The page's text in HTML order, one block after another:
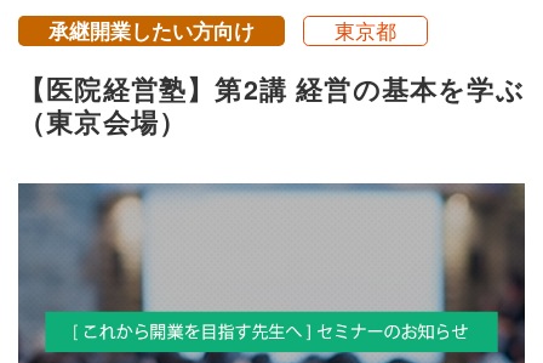
承継開業したい方向け 東京都
【医院経営塾】第2講 経営の基本を学ぶ
（東京会場）